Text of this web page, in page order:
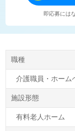
即応募には
職種
介護職員・ホーム
施設形態
有料老人ホーム